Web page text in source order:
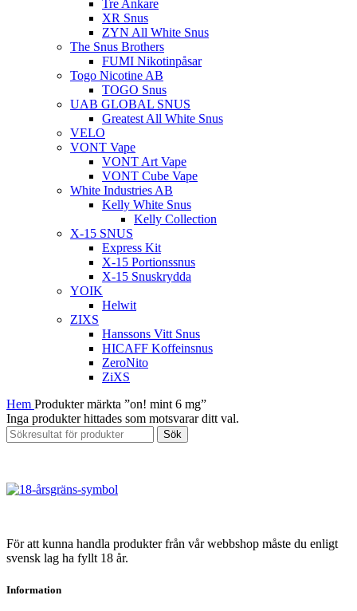
Tre Ankare
XR Snus
ZYN All White Snus
The Snus Brothers
FUMI Nikotinpåsar
Togo Nicotine AB
TOGO Snus
UAB GLOBAL SNUS
Greatest All White Snus
VELO
VONT Vape
VONT Art Vape
VONT Cube Vape
White Industries AB
Kelly White Snus
Kelly Collection
X-15 SNUS
Express Kit
X-15 Portionssnus
X-15 Snuskrydda
YOIK
Helwit
ZIXS
Hanssons Vitt Snus
HICAFF Koffeinsnus
ZeroNito
ZiXS
Hem Produkter märkta ”on! mint 6 mg”
Inga produkter hittades som motsvarar ditt val.
Sök
För att kunna handla produkter från vår webbshop måste du enligt
svensk lag ha fyllt 18 år.
Information